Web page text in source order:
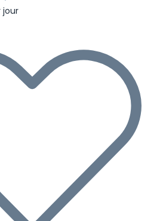
jour